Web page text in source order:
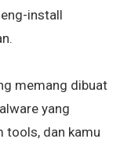
install
memang dibuat
yang
tools, dan kamu